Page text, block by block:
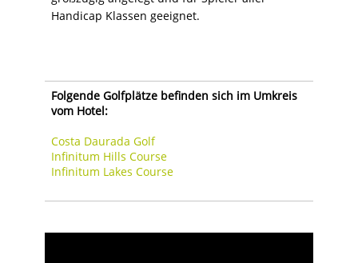
Handicap Klassen geeignet.
Folgende Golfplätze befinden sich im Umkreis
vom Hotel:
Costa Daurada Golf
Infinitum Hills Course
Infinitum Lakes Course